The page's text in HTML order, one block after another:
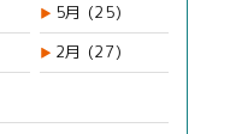
5月 (25)
2月 (27)